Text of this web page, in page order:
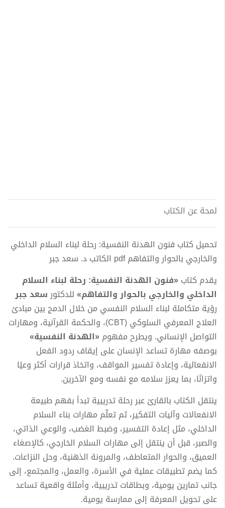
لمحة عن الكتاب
تحميل كتاب فنون الهدنة النفسية: رحلة لبناء السلام الداخلي
والخارجي بالحوار والتفاهم pdf الكاتب د. سعد جبر
يقدم كتاب«فنون الهدنة النفسية: رحلة لبناء السلام
الداخلي والخارجي بالحوار والتفاهم»للدكتورسعد جبر
رؤية متكاملة لبناء السلام النفسي من خلال الدمج بين مبادئ
العلاج المعرفي السلوكي (CBT)، والحكمة القرآنية، ومهارات
التواصل الإنساني. ويطرح مفهوم«الهدنة النفسية»
بوصفه مهارة تساعد الإنسان على إيقاف ردود الفعل
الانفعالية، وإعادة تفسير المواقف، واتخاذ قرارات أكثر وعيًا
واتزانًا، بما يعزز سلامه مع نفسه ومع الآخرين.
ينتقل الكتاب بالقارئ عبر رحلة تدريبية تبدأ بفهم طبيعة
الانفعالات وآليات التفكير، ثم تعلّم مهارات بناء السلام
الداخلي، مثل إعادة التفسير، وضبط الغضب، والوعي الذاتي،
والصبر، قبل أن ينتقل إلى مهارات السلام الخارجي، كالإصغاء
العميق، والحوار المتعاطف، والمرونة الذهنية، وحل النزاعات.
كما يضم تطبيقات عملية في الأسرة، والعمل، والمجتمع، إلى
جانب تمارين يومية، وبطاقات تدريبية، وأمثلة واقعية تساعد
على تحويل المعرفة إلى ممارسة يومية.